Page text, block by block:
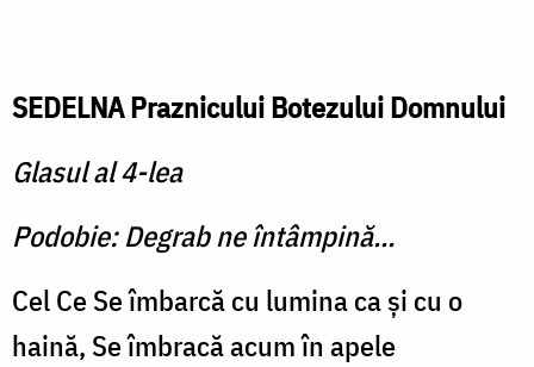
SEDELNA Praznicului Botezului Domnului
Glasul al 4-lea
Podobie: Degrab ne întâmpină...
Cel Ce Se îmbarcă cu lumina ca şi cu o
haină, Se îmbracă acum în apele